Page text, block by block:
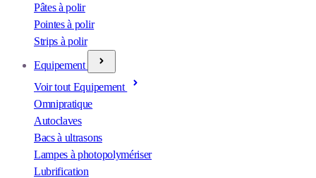
Pâtes à polir
Pointes à polir
Strips à polir
Equipement
Voir tout Equipement
Omnipratique
Autoclaves
Bacs à ultrasons
Lampes à photopolymériser
Lubrification